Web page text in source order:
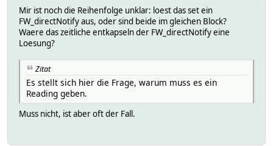
Mir ist noch die Reihenfolge unklar: loest das set ein
FW_directNotify aus, oder sind beide im gleichen Block?
Waere das zeitliche entkapseln der FW_directNotify eine
Loesung?
Zitat
Es stellt sich hier die Frage, warum muss es ein
Reading geben.
Muss nicht, ist aber oft der Fall.